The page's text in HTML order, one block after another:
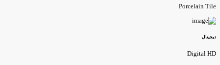
Porcelain
Digital